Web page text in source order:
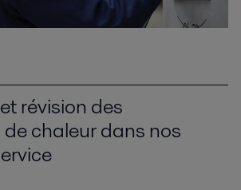
révision des
chaleur dans nos